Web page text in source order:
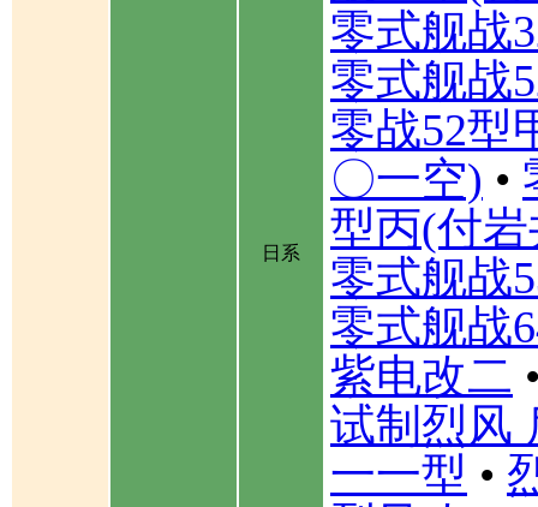
日系
零式舰战
零式舰战
零战52型
〇一空) •
型丙(付
零式舰战
零式舰战
紫电改二
试制烈风
一一型 •